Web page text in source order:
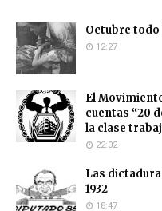
Octubre todo
12:27
El
cuentas “20
la clase
22:02
Las
1932
18:47